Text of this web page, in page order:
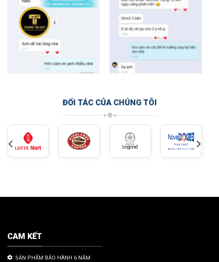
ĐỐI TÁC CỦA CHÚNG TÔI
CAM KẾT
SẢN PHẨM BẢO HÀNH 6 NĂM